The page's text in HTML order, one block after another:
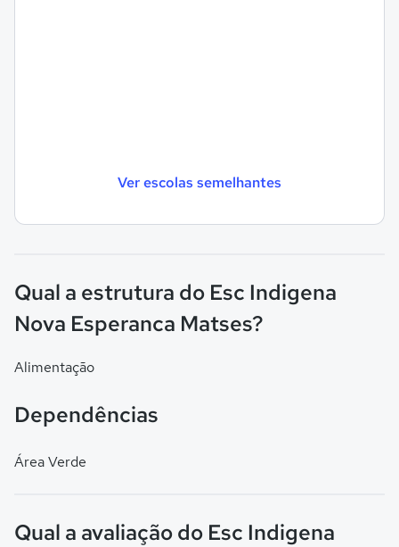
Ver escolas semelhantes
Qual a estrutura do Esc Indigena
Nova Esperanca Matses?
Alimentação
Dependências
Área Verde
Qual a avaliação do Esc Indigena